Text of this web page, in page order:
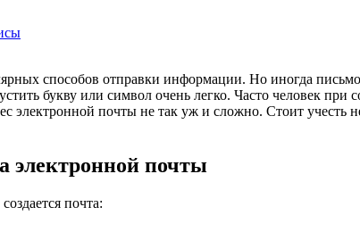
способов отправки информации. Но иногда
букву или символ очень легко. Часто человек
электронной почты не так уж и сложно. Стоит учесть
электронной почты
почта: